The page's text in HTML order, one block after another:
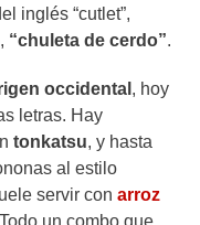
inglés “cutlet”,
“chuleta de cerdo”.
occidental , hoy
letras. Hay
tonkatsu, y hasta
al estilo
servir con arroz
un combo que